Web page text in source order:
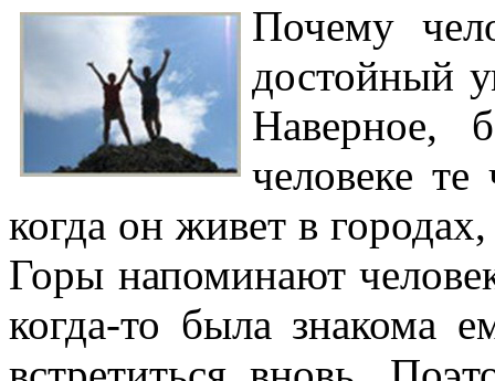
Почему
достойный
Наверное,
человеке те
когда он живет в
Горы напоминают
когда-то была знакома